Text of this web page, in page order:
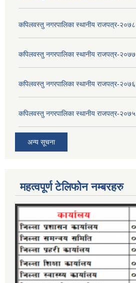
कपिलवस्तु नगरपालिका स्थानीय राजपत्र-२०७८
कपिलवस्तु नगरपालिका स्थानीय राजपत्र-२०७७
कपिलवस्तु नगरपालिका स्थानीय राजपत्र-२०७६
कपिलवस्तु नगरपालिका स्थानीय राजपत्र-२०७५
अन्य सूचना
महत्वपूर्ण टेलिफोन नम्बरहरु